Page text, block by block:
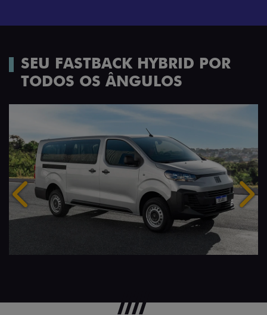
SEU FASTBACK HYBRID POR
TODOS OS ÂNGULOS
Anterior